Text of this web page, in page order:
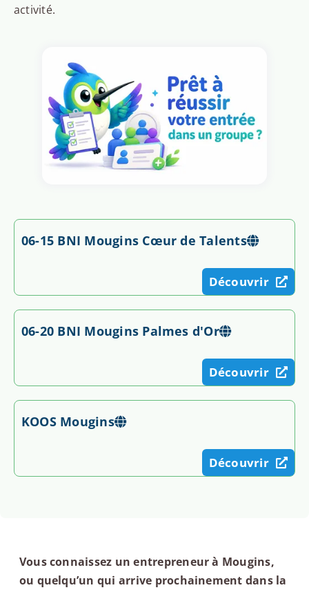
activité.
06-15 BNI Mougins Cœur de Talents
Découvrir
06-20 BNI Mougins Palmes d'Or
Découvrir
KOOS Mougins
Découvrir
Vous connaissez un entrepreneur à Mougins,
ou quelqu’un qui arrive prochainement dans la